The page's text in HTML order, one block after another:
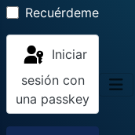
Recuérdeme
sesión con
una passkey